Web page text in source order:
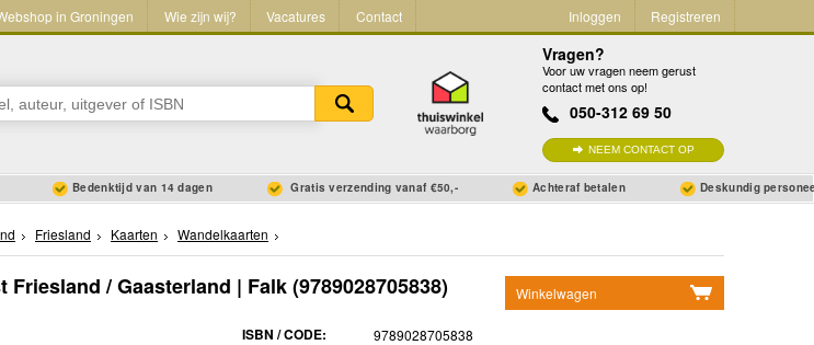
in Groningen Wie zijn wij? Vacatures Contact Inloggen Registreren
Vragen?
Voor uw vragen neem gerust
contact met ons op!
050-312 69 50
NEEM CONTACT OP
Bedenktijd van 14 dagen Gratis verzending vanaf €50,- Achteraf betalen Deskundig
Friesland Kaarten Wandelkaarten
Winkelwagen
Friesland / Gaasterland | Falk(9789028705838)
ISBN / CODE: 9789028705838